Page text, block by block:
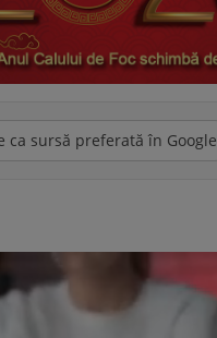
ca sursă preferată în Google